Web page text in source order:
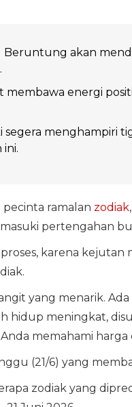
Beruntung akan
energi
segera menghampiri
pecinta ramalan zodiak
pertengahan
karena kejutan
yang menarik.
hidup meningkat,
memahami harga
(21/6) yang
zodiak yang